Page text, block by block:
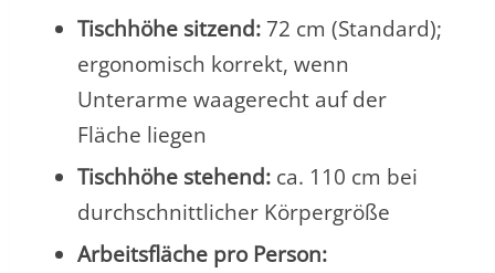
Tischhöhe sitzend:72 cm (Standard);
ergonomisch korrekt, wenn
Unterarme waagerecht auf der
Fläche liegen
Tischhöhe stehend: ca. 110 cm bei
durchschnittlicher Körpergröße
Arbeitsfläche pro Person: